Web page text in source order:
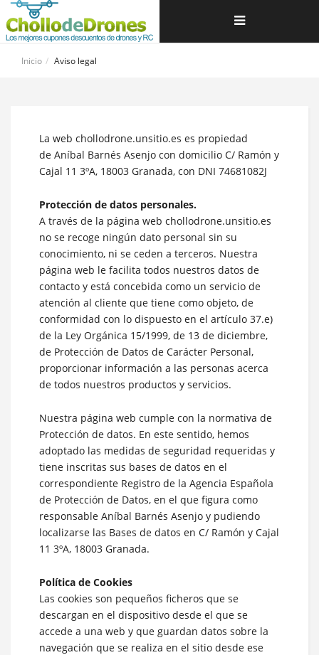
Navegación
Inicio Aviso legal
La web chollodrone.unsitio.es es propiedad
de Aníbal Barnés Asenjo con domicilio C/ Ramón y
Cajal 11 3ºA, 18003 Granada, con DNI 74681082J
Protección de datos personales.
A través de la página web chollodrone.unsitio.es
no se recoge ningún dato personal sin su
conocimiento, ni se ceden a terceros. Nuestra
página web le facilita todos nuestros datos de
contacto y está concebida como un servicio de
atención al cliente que tiene como objeto, de
conformidad con lo dispuesto en el artículo 37.e)
de la Ley Orgánica 15/1999, de 13 de diciembre,
de Protección de Datos de Carácter Personal,
proporcionar información a las personas acerca
de todos nuestros productos y servicios.
Nuestra página web cumple con la normativa de
Protección de datos. En este sentido, hemos
adoptado las medidas de seguridad requeridas y
tiene inscritas sus bases de datos en el
correspondiente Registro de la Agencia Española
de Protección de Datos, en el que figura como
responsable Aníbal Barnés Asenjo y pudiendo
localizarse las Bases de datos en C/ Ramón y Cajal
11 3ºA, 18003 Granada.
Política de Cookies
Las cookies son pequeños ficheros que se
descargan en el dispositivo desde el que se
accede a una web y que guardan datos sobre la
navegación que se realiza en el sitio desde ese